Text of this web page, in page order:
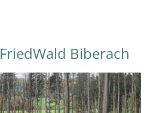
Biberach